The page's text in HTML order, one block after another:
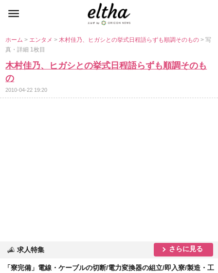
ホーム> エンタメ>木村佳乃、ヒガシとの挙式日程語らずも順調そのもの> 写
真・詳細 1枚目
木村佳乃、ヒガシとの挙式日程語らずも順調そのも
の
2010-04-22 19:20
求人特集 さらに見る
「寮完備」電線・ケーブルの切断/電力変換器の組立/即入寮/製造・工